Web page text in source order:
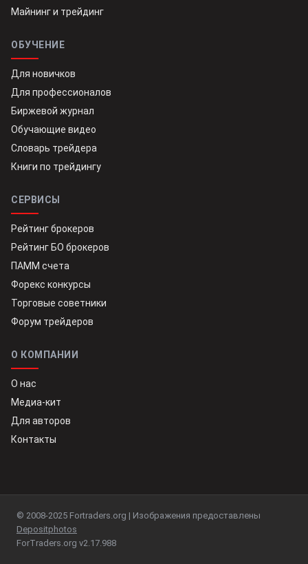
Майнинг и трейдинг
ОБУЧЕНИЕ
Для новичков
Для профессионалов
Биржевой журнал
Обучающие видео
Словарь трейдера
Книги по трейдингу
СЕРВИСЫ
Рейтинг брокеров
Рейтинг БО брокеров
ПАММ счета
Форекс конкурсы
Торговые советники
Форум трейдеров
О КОМПАНИИ
О нас
Медиа-кит
Для авторов
Контакты
© 2008-2025 Fortraders.org | Изображения предоставлены
Depositphotos
ForTraders.org v2.17.988